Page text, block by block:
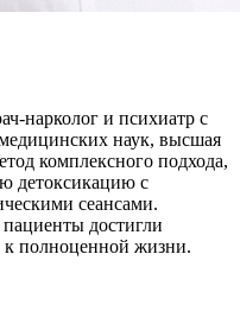
нарколог и психиатр с
наук, высшая
комплексного подхода,
детоксикацию с
сеансами.
достигли
к полноценной жизни.